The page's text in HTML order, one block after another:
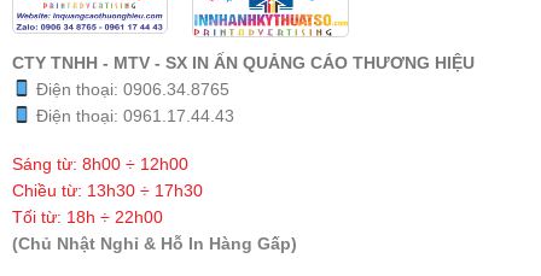
CTY TNHH - MTV - SX IN ẤN QUẢNG CÁO THƯƠNG HIỆU
Điện thoại: 0906.34.8765
Điện thoại: 0961.17.44.43
Sáng từ: 8h00 ÷ 12h00
Chiều từ: 13h30 ÷ 17h30
Tối từ: 18h ÷ 22h00
(Chủ Nhật Nghỉ & Hỗ In Hàng Gấp)